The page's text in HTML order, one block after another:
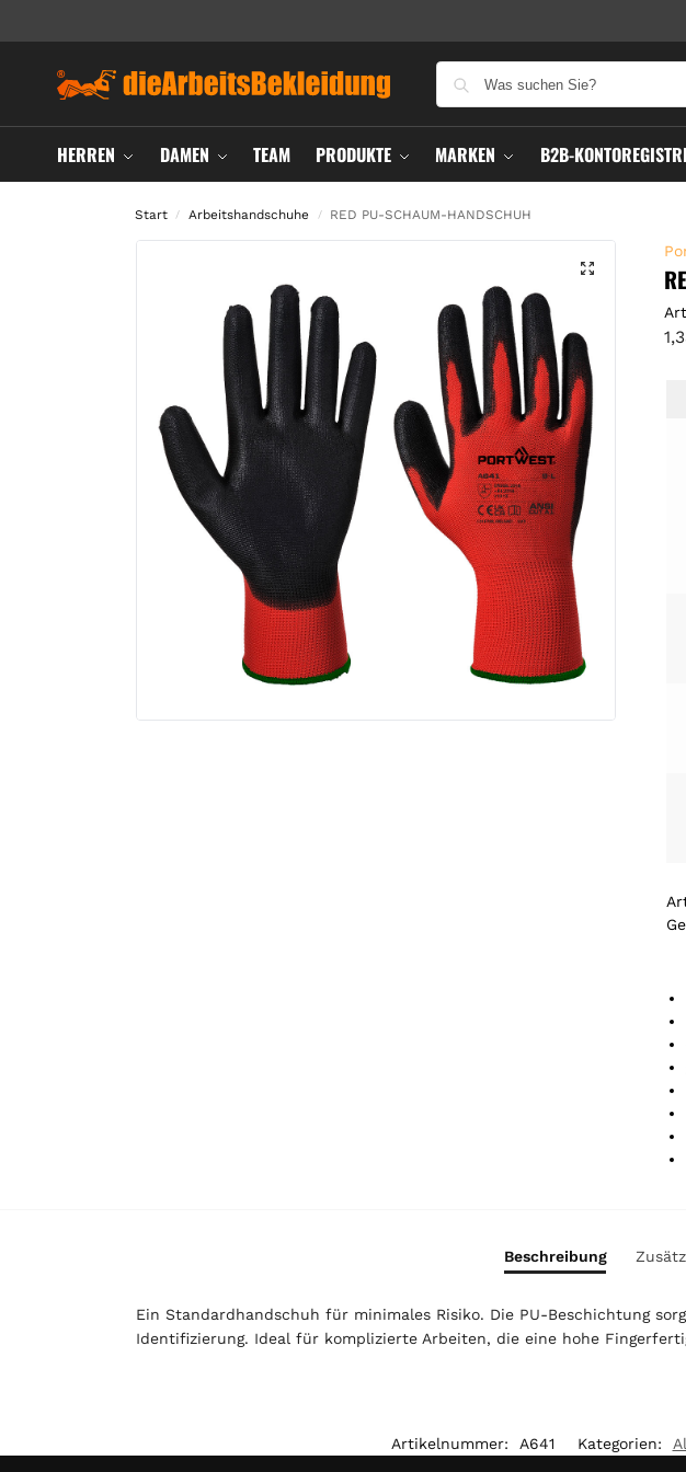
HERREN DAMEN TEAM PRODUKTE MARKEN B2B-
Start / Arbeitshandschuhe / RED PU-SCHAUM-HANDSCHUH
r
t
i
k
e
l
.
Y
t
a
l
0
Beschreibung
Ein Standardhandschuh für minimales Risiko. Die PU-Beschichtung
Identifizierung. Ideal für komplizierte Arbeiten, die eine hohe
Artikelnummer: A641 Kategorien: